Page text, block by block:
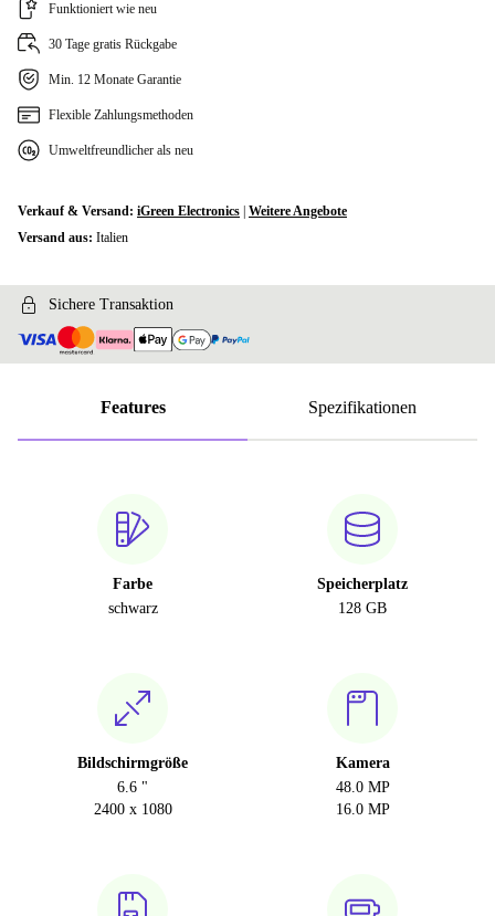
Funktioniert wie neu
30 Tage gratis Rückgabe
Min. 12 Monate Garantie
Flexible Zahlungsmethoden
Umweltfreundlicher als neu
Verkauf & Versand: iGreen Electronics Weitere Angebote
Versand aus: Italien
Sichere Transaktion
Features Spezifikationen
Farbe
schwarz
Speicherplatz
128 GB
Bildschirmgröße
6.6 "
2400 x 1080
Kamera
48.0 MP
16.0 MP